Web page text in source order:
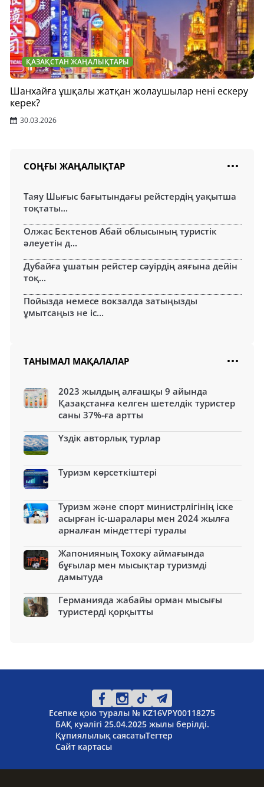
ҚАЗАҚСТАН ЖАҢАЛЫҚТАРЫ
Шанхайға ұшқалы жатқан жолаушылар нені ескеру
керек?
30.03.2026
СОҢҒЫ ЖАҢАЛЫҚТАР
Таяу Шығыс бағытындағы рейстердің уақытша
тоқтаты...
Олжас Бектенов Абай облысының туристік
әлеуетін д...
Дубайға ұшатын рейстер сәуірдің аяғына дейін
тоқ...
Пойызда немесе вокзалда затыңызды
ұмытсаңыз не іс...
ТАНЫМАЛ МАҚАЛАЛАР
2023 жылдың алғашқы 9 айында
Қазақстанға келген шетелдік туристер
саны 37%-ға артты
Үздік авторлық турлар
Туризм көрсеткіштері
Туризм және спорт министрлігінің іске
асырған іс-шаралары мен 2024 жылға
арналған міндеттері туралы
Жапонияның Тохоку аймағында
бұғылар мен мысықтар туризмді
дамытуда
Германияда жабайы орман мысығы
туристерді қорқытты
Есепке қою туралы № KZ16VPY00118275
БАҚ куәлігі 25.04.2025 жылы берілді.
Құпиялылық саясатыТегтер
Сайт картасы